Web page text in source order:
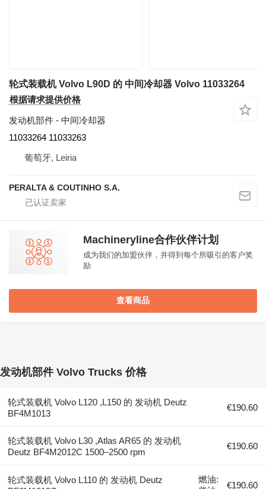
轮式装载机 Volvo L90D 的 中间冷却器 Volvo 11033264
根据请求提供价格
发动机部件 - 中间冷却器
11033264 11033263
葡萄牙, Leiria
PERALTA & COUTINHO S.A.
Machineryline合作伙伴计划
成为我们的加盟伙伴，并得到每个所吸引的客户奖
励
查看商品
发动机部件 Volvo Trucks 价格
轮式装载机 Volvo L120 ,L150 的 发动机 Deutz
BF4M1013
€190.60
轮式装载机 Volvo L30 ,Atlas AR65 的 发动机
Deutz BF4M2012C 1500–2500 rpm
€190.60
轮式装载机 Volvo L110 的 发动机 Deutz
燃油:
€190.60